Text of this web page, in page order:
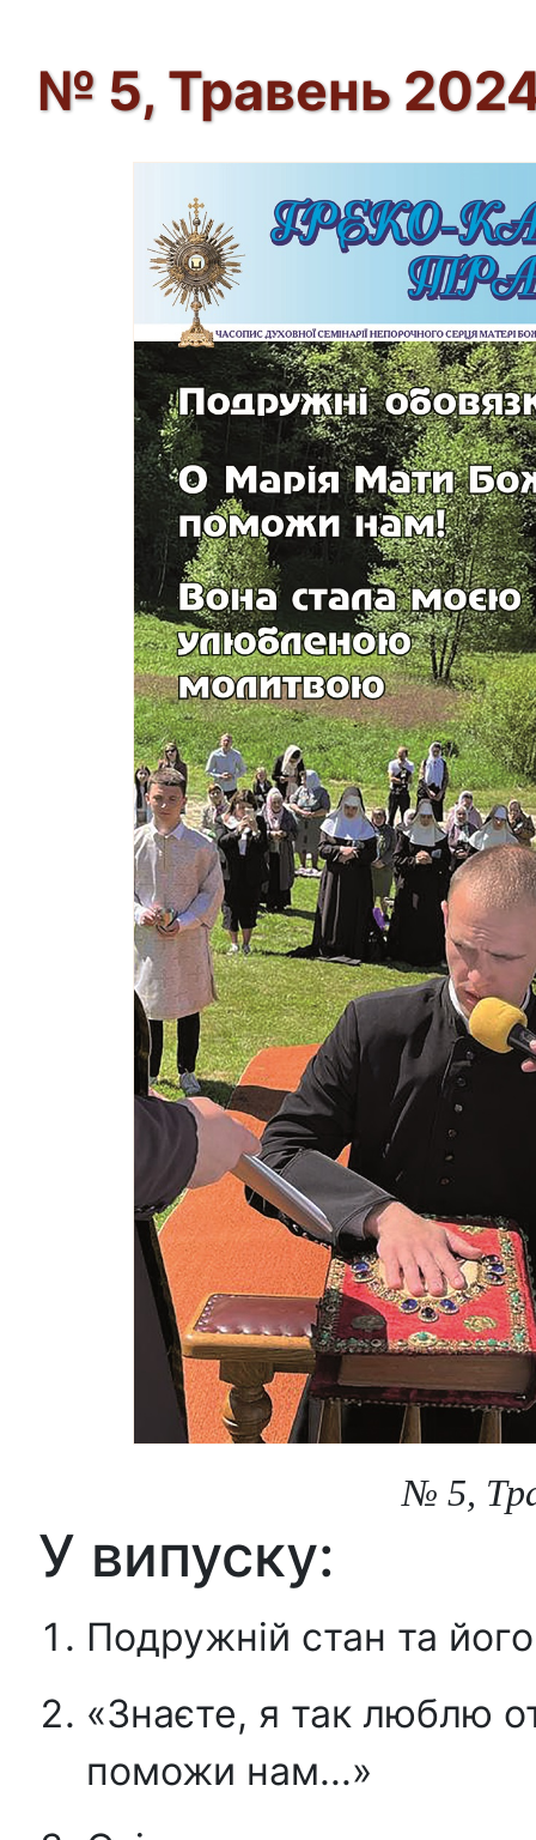
№ 5, Травень
№ 5,
У випуску:
Подружній стан та його
«Знаєте, я так люблю
поможи нам...»